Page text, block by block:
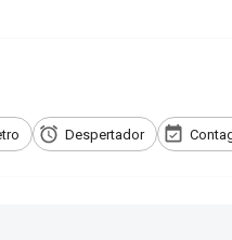
Despertador